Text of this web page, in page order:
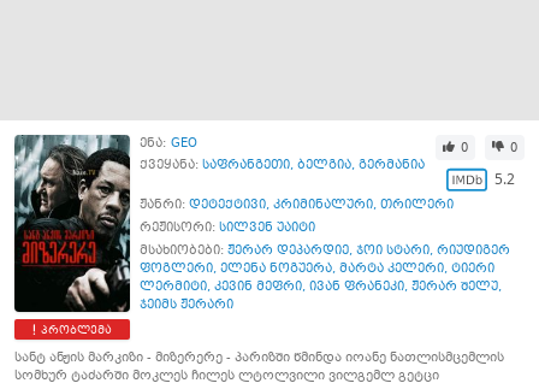
პრობლემა
ენა: GEO
ქვეყანა: საფრანგეთი, ბელგია, გერმანია
0 0
5.2
ჟანრი: დეტექტივი, კრიმინალური, თრილერი
რეჟისორი: სილვენ უაიტი
მსახიობები: ჟერარ დეპარდიე, ჯოი სტარი, რიუდიგერ
ფოგლერი, ელენა ნოგუერა, მარტა კელერი, ტიერი
ლერმიტი, კევინ მეფრი, ივან ფრანეკი, ჟერარ შელუ,
ჯეიმს ჟერარი
სანტ ანჟის მარკიზი - მიზერერე - პარიზში წმინდა იოანე ნათლისმცემლის
სომხურ ტაძარში მოკლეს ჩილეს ლტოლვილი ვილგემლ გეტცი